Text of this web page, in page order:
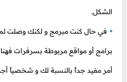
الشكل.
في حال كنت مبرمج و لكنك وصلت
برامج أو مواقع مربوطة بسرفرات
أمر مفيد جداً بالنسبة لك و شخصياً